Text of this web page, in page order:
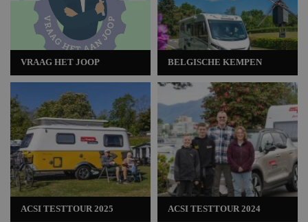
VRAAG HET JOOP
ACSI TESTTOUR 2025
BELGISCHE KEMPEN
ACSI TESTTOUR 2024